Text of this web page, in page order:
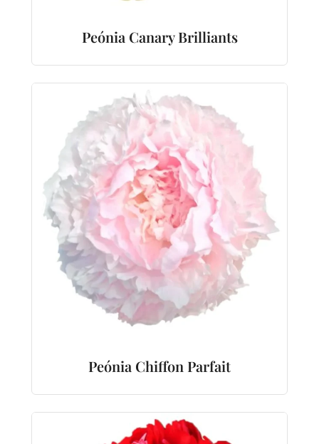
Peónia Canary Brilliants
Peónia Chiffon Parfait